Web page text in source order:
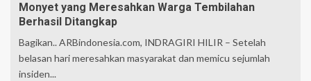
Monyet yang Meresahkan Warga Tembilahan
Berhasil Ditangkap
Bagikan.. ARBindonesia.com, INDRAGIRI HILIR – Setelah
belasan hari meresahkan masyarakat dan memicu sejumlah
insiden...